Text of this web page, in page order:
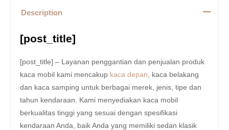
Description
[post_title]
[post_title] – Layanan penggantian dan penjualan produk
kaca mobil kami mencakup kaca depan , kaca belakang
dan kaca samping untuk berbagai merek, jenis, tipe dan
tahun kendaraan. Kami menyediakan kaca mobil
berkualitas tinggi yang sesuai dengan spesifikasi
kendaraan Anda, baik Anda yang memiliki sedan klasik